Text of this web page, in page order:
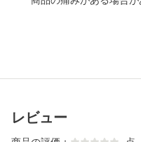
レビュー